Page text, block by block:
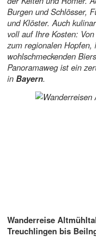
Burgen und Schlösser,
und Klöster. Auch
voll auf Ihre Kosten:
zum regionalen Hopfen,
wohlschmeckenden
Panoramaweg ist ein
in Bayern.
Wanderreise
Treuchlingen bis